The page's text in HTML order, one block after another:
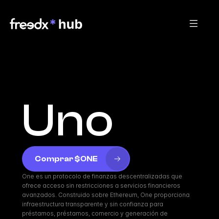
Uno
Comprar $ONE
One es un protocolo de finanzas descentralizadas que
ofrece acceso sin restricciones a servicios financieros
avanzados. Construido sobre Ethereum, One proporciona
infraestructura transparente y sin confianza para
préstamos, préstamos, comercio y generación de